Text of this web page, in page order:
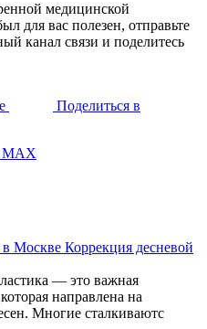
медицинской
для вас полезен, отправьте
канал связи и поделитесь
Поделиться в
МАХ
Коррекция десневой
— это важная
направлена на
Многие сталкиваютс